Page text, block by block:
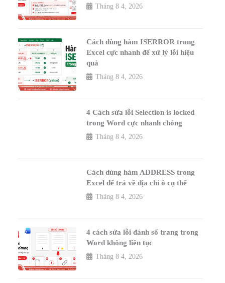
Tháng 8 4, 2026
Cách dùng hàm ISERROR trong
Excel cực nhanh để xử lý lỗi hiệu
quả
Tháng 8 4, 2026
4 Cách sửa lỗi Selection is locked
trong Word cực nhanh chóng
Tháng 8 4, 2026
Cách dùng hàm ADDRESS trong
Excel để trả về địa chỉ ô cụ thể
Tháng 8 4, 2026
4 cách sửa lỗi đánh số trang trong
Word không liên tục
Tháng 8 4, 2026